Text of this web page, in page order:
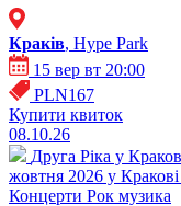
Кракiв, Hype Park
15 вер вт 20:00
PLN167
Купити квиток
08.10.26
Друга Ріка у
жовтня 2026 у
Концерти Рок музика